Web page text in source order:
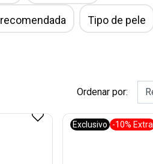
Tipo de pele
Ordenar por:
Exclusivo -10% Extra